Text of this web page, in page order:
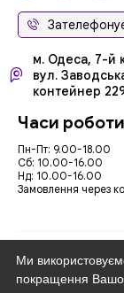
м. Одеса, 7-й
вул.
контейнер
Часи роботи
Пн-Пт: 9.00-18.00
Сб: 10.00-16.00
Нд: 10.00-16.00
Замовлення через
Ми приймаємо
Ми
покращення